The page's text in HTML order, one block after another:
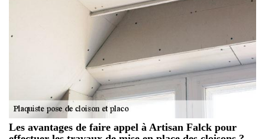
Les avantages de faire appel à Artisan Falck pour